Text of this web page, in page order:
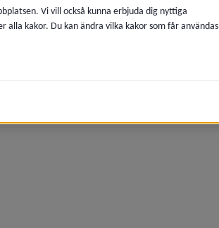
öppnas i nytt fönster.
i nytt fönster.
Vi vill också kunna erbjuda dig nyttiga
kakor. Du kan ändra vilka kakor som får användas